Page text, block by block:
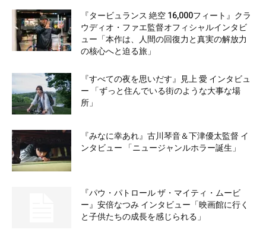
『タービュランス 絶空 16,000フィート』クラ
ウディオ・ファエ監督オフィシャルインタビ
ュー「本作は、人間の回復力と真実の解放力
の核心へと迫る旅」
『すべての夜を思いだす』見上 愛 インタビュ
ー 「ずっと住んでいる街のような大事な場
所」
『みなに幸あれ』古川琴音＆下津優太監督 イ
ンタビュー 「ニュージャンルホラー誕生」
『パウ・パトロール ザ・マイティ・ムービ
ー』安倍なつみ インタビュー「映画館に行く
と子供たちの成長を感じられる」